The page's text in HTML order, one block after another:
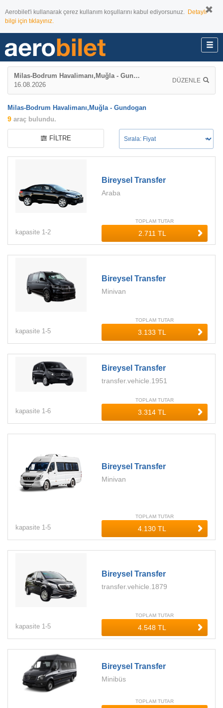
Aerobilet'i kullanarak çerez kullanım koşullarını kabul ediyorsunuz. Detaylı
bilgi için tıklayınız.
Milas-Bodrum Havalimanı,Muğla - Gundogan
16.08.2026
DÜZENLE
Milas-Bodrum Havalimanı,Muğla - Gundogan
9 araç bulundu.
FILTRE
Bireysel Transfer
Araba
kapasite 1-2
TOPLAM TUTAR
Bireysel Transfer
Minivan
kapasite 1-5
TOPLAM TUTAR
Bireysel Transfer
transfer.vehicle.1951
kapasite 1-6
TOPLAM TUTAR
Bireysel Transfer
Minivan
kapasite 1-5
TOPLAM TUTAR
Bireysel Transfer
transfer.vehicle.1879
kapasite 1-5
TOPLAM TUTAR
Bireysel Transfer
Minibüs
TOPLAM TUTAR